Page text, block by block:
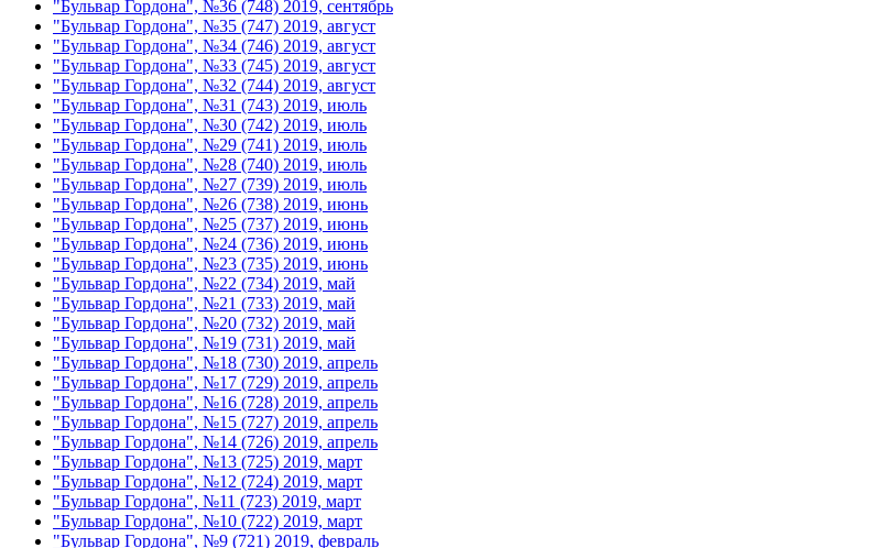
"Бульвар Гордона", №36 (748) 2019, сентябрь
"Бульвар Гордона", №35 (747) 2019, август
"Бульвар Гордона", №34 (746) 2019, август
"Бульвар Гордона", №33 (745) 2019, август
"Бульвар Гордона", №32 (744) 2019, август
"Бульвар Гордона", №31 (743) 2019, июль
"Бульвар Гордона", №30 (742) 2019, июль
"Бульвар Гордона", №29 (741) 2019, июль
"Бульвар Гордона", №28 (740) 2019, июль
"Бульвар Гордона", №27 (739) 2019, июль
"Бульвар Гордона", №26 (738) 2019, июнь
"Бульвар Гордона", №25 (737) 2019, июнь
"Бульвар Гордона", №24 (736) 2019, июнь
"Бульвар Гордона", №23 (735) 2019, июнь
"Бульвар Гордона", №22 (734) 2019, май
"Бульвар Гордона", №21 (733) 2019, май
"Бульвар Гордона", №20 (732) 2019, май
"Бульвар Гордона", №19 (731) 2019, май
"Бульвар Гордона", №18 (730) 2019, апрель
"Бульвар Гордона", №17 (729) 2019, апрель
"Бульвар Гордона", №16 (728) 2019, апрель
"Бульвар Гордона", №15 (727) 2019, апрель
"Бульвар Гордона", №14 (726) 2019, апрель
"Бульвар Гордона", №13 (725) 2019, март
"Бульвар Гордона", №12 (724) 2019, март
"Бульвар Гордона", №11 (723) 2019, март
"Бульвар Гордона", №10 (722) 2019, март
"Бульвар Гордона", №9 (721) 2019, февраль